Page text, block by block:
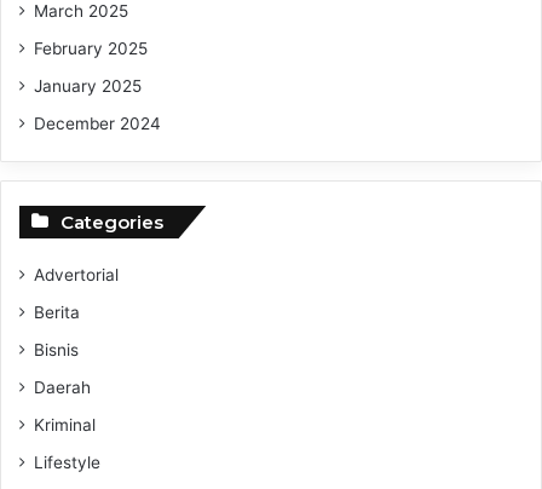
March 2025
February 2025
January 2025
December 2024
Categories
Advertorial
Berita
Bisnis
Daerah
Kriminal
Lifestyle